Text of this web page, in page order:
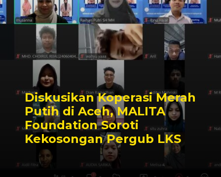
Diskusikan Koperasi Merah
Putih di Aceh, MALITA
Foundation Soroti
Kekosongan Pergub LKS